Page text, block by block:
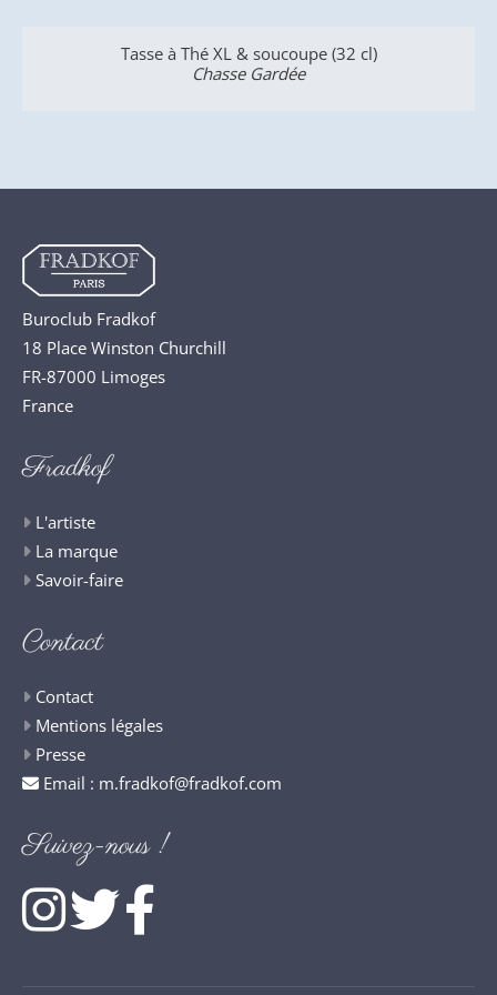
Plat Ovale (42 cm)
Buroclub Fradkof
18 Place Winston Churchill
FR-87000 Limoges
France
Fradkof
L'artiste
La marque
Savoir-faire
Contact
Contact
Mentions légales
Presse
Email : m.fradkof@fradkof.com
Suivez-nous !